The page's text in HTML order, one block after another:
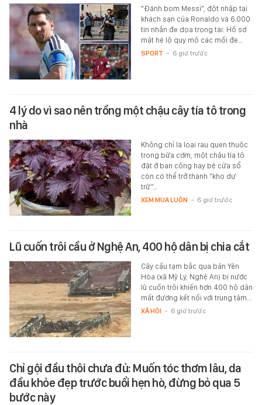
"Đánh bom Messi", đột nhập tại
khách sạn của Ronaldo và 6.000
tin nhắn đe dọa trọng tài: Hồ sơ
mật hé lộ quy mô các mối đe…
SPORT - 6 giờ trước
4 lý do vì sao nên trồng một chậu cây tía tô trong
nhà
Không chỉ là loại rau quen thuộc
trong bữa cơm, một chậu tía tô
đặt ở ban công hay bệ cửa sổ
còn có thể trở thành “kho dự
trữ”…
XEM MUA LUÔN - 6 giờ trước
Lũ cuốn trôi cầu ở Nghệ An, 400 hộ dân bị chia cắt
Cây cầu tạm bắc qua bản Yên
Hòa (xã Mỹ Lý, Nghệ An) bị nước
lũ cuốn trôi khiến hơn 400 hộ dân
mất đường kết nối với trung tâm…
XÃ HỘI - 6 giờ trước
Chỉ gội đầu thôi chưa đủ: Muốn tóc thơm lâu, da
đầu khỏe đẹp trước buổi hẹn hò, đừng bỏ qua 5
bước này